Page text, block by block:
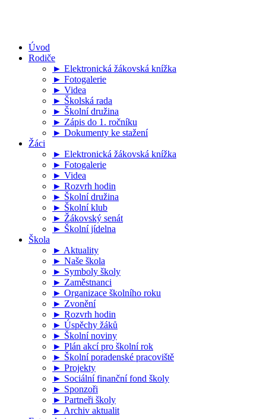
Úvod
Rodiče
► Elektronická žákovská knížka
► Fotogalerie
► Videa
► Školská rada
► Školní družina
► Zápis do 1. ročníku
► Dokumenty ke stažení
Žáci
► Elektronická žákovská knížka
► Fotogalerie
► Videa
► Rozvrh hodin
► Školní družina
► Školní klub
► Žákovský senát
► Školní jídelna
Škola
► Aktuality
► Naše škola
► Symboly školy
► Zaměstnanci
► Organizace školního roku
► Zvonění
► Rozvrh hodin
► Úspěchy žáků
► Školní noviny
► Plán akcí pro školní rok
► Školní poradenské pracoviště
► Projekty
► Sociální finanční fond školy
► Sponzoři
► Partneři školy
► Archiv aktualit